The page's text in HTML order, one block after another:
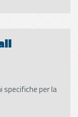
specifiche per la